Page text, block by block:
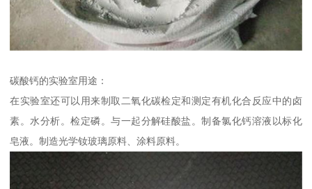
碳酸钙的实验室用途：
在实验室还可以用来制取二氧化碳检定和测定有机化合反应中的卤
素。水分析。检定磷。与一起分解硅酸盐。制备氯化钙溶液以标化
皂液。制造光学钕玻璃原料、涂料原料。